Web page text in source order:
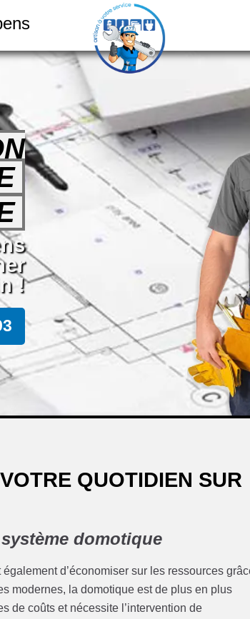
!
QUOTIDIEN SUR
domotique
d’économiser sur les ressources
modernes, la domotique est de plus en plus
de coûts et nécessite l’intervention de